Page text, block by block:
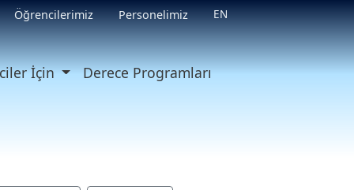
Öğrencilerimiz Personelimiz EN
İçin Derece Programları